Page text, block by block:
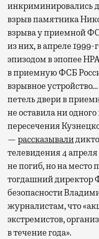
инкриминировались
взрыв памятника
взрыва у приемной
из них, в апреле
эпизодом в эпопее
в приемную ФСБ
взрывное
петель двери в
не оставила ни
пересечения
— рассказывали
телевидения 4
не погиб, но на
тогдашний директор
безопасности
журналистам, что
экстремистов,
в течение года».